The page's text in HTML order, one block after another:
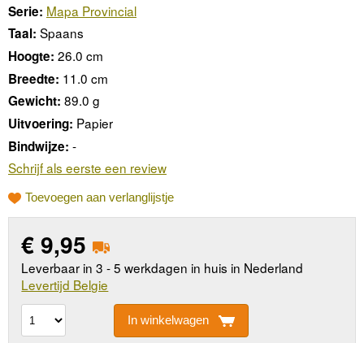
Serie: Mapa Provincial
Taal: Spaans
Hoogte: 26.0 cm
Breedte: 11.0 cm
Gewicht: 89.0 g
Uitvoering: Papier
Bindwijze: -
Schrijf als eerste een review
Toevoegen aan verlanglijstje
€9,95
Leverbaar in 3 - 5 werkdagen in huis in Nederland
Levertijd Belgie
In winkelwagen